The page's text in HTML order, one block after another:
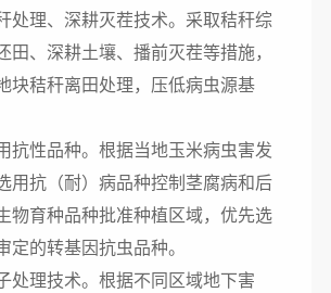
理、深耕灭茬技术。采取秸秆综
田、深耕土壤、播前灭茬等措施，
块秸秆离田处理，压低病虫源基
性品种。根据当地玉米病虫害发
用抗（耐）病品种控制茎腐病和后
物育种品种批准种植区域，优先选
定的转基因抗虫品种。
理技术。根据不同区域地下害